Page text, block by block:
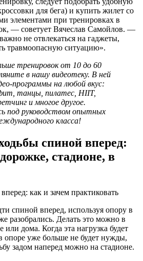
для бега) и купить жилет со
элементами при тренировках в
— советует Вячеслав Самойлов. —
не отвлекаться на гаджеты,
травмоопасную ситуацию».
тренировок от 10 до 60
в нашу видеотеку. В ней
программы на любой вкус:
танцы, пилатес, HIIT,
и многое другое.
под руководством опытных
класса!
спиной вперед:
стадионе, в
спиной вперед, используя опору в
разобрались. Делать это можно в
дома. Когда эта нагрузка будет
в опоре уже больше не будет нужды,
задом наперед можно на стадионе.